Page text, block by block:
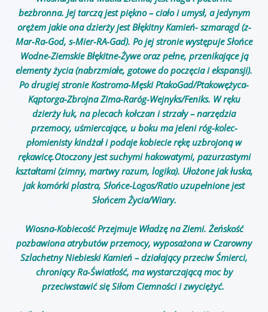
bezbronna. Jej tarczą jest piękno – ciało i umysł, a jedynym
orężem jakie ona dzierży jest Błękitny Kamień- szmaragd (z-
Mar-Ra-God, s-Mier-RA-Gad). Po jej stronie występuje Słońce
Wodne-Ziemskie Błękitne-Żywe oraz pełne, przenikające ją
elementy życia (nabrzmiałe, gotowe do poczęcia i ekspansji).
Po drugiej stronie Kostroma-Męski PtakoGad/Ptakowężyca-
Kąptorga-Zbrojna Zima-Raróg-Wejnyks/Feniks. W ręku
dzierży łuk, na plecach kołczan i strzały – narzędzia
przemocy, uśmiercające, u boku ma jeleni róg-kolec-
płomienisty kindżał i podaje kobiecie rękę uzbrojoną w
rękawicę.Otoczony jest suchymi hakowatymi, pazurzastymi
kształtami (zimny, martwy rozum, logika). Ułożone jak łuska,
jak komórki plastra, Słońce-Logos/Ratio uzupełnione jest
Słońcem Życia/Wiary.
Wiosna-Kobiecość Przejmuje Władzę na Ziemi. Żeńskość
pozbawiona atrybutów przemocy, wyposażona w Czarowny
Szlachetny Niebieski Kamień – działający przeciw Śmierci,
chroniący Ra-Światłość, ma wystarczającą moc by
przeciwstawić się Siłom Ciemności i zwyciężyć.